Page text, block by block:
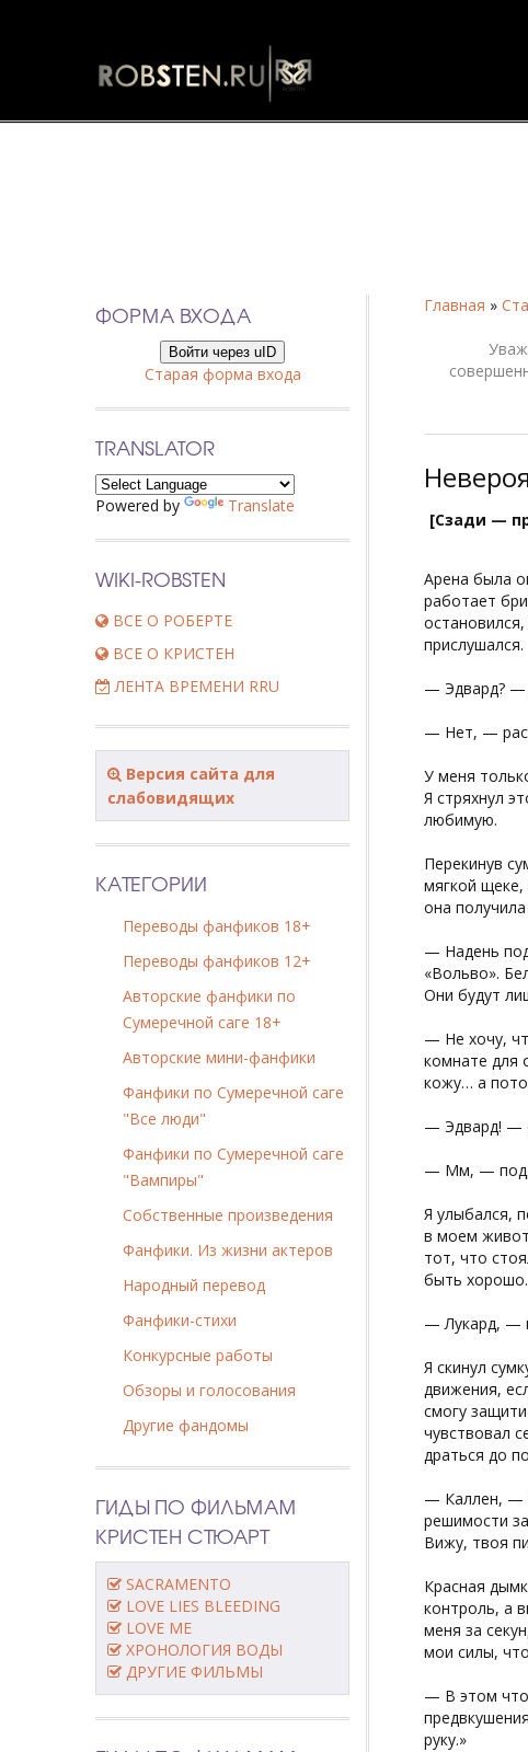
Главная »
[Сзади —
Арена была
работает
прислушался.
— Эдвард? —
— Нет, —
У меня
Я стряхнул
любимую.
Перекинув
мягкой
она
— Надень
«Вольво».
Они будут
— Не хочу,
комнате для
кожу… а
— Эдвард! —
— Мм, —
Я улыбался,
в моем
тот, что
быть хорошо.
— Лукард, —
Я скинул
движения,
смогу
чувствовал
драться до
— Каллен, —
решимости
Вижу, твоя
Красная
контроль, а
меня за
мои силы,
— В этом
руку.»
ФОРМА ВХОДА
Войти через uID
Старая форма входа
TRANSLATOR
Powered by Translate
WIKI-ROBSTEN
ВСЕ О РОБЕРТЕ
ВСЕ О КРИСТЕН
ЛЕНТА ВРЕМЕНИ RRU
Версия сайта для
слабовидящих
КАТЕГОРИИ
Переводы фанфиков 18+
Переводы фанфиков 12+
Авторские фанфики по
Сумеречной саге 18+
Авторские мини-фанфики
Фанфики по Сумеречной саге
"Все люди"
Фанфики по Сумеречной саге
"Вампиры"
Собственные произведения
Фанфики. Из жизни актеров
Народный перевод
Фанфики-стихи
Конкурсные работы
Обзоры и голосования
Другие фандомы
ГИДЫ ПО ФИЛЬМАМ
КРИСТЕН СТЮАРТ
SACRAMENTO
LOVE LIES BLEEDING
LOVE ME
ХРОНОЛОГИЯ ВОДЫ
ДРУГИЕ ФИЛЬМЫ